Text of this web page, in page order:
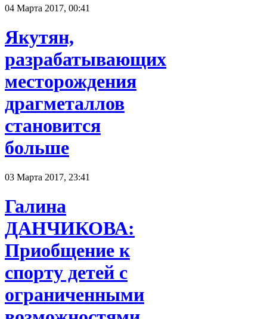
04 Марта 2017, 00:41
Якутян,
разрабатывающих
месторождения
драгметаллов
становится
больше
03 Марта 2017, 23:41
Галина
ДАНЧИКОВА:
Приобщение к
спорту детей с
ограниченными